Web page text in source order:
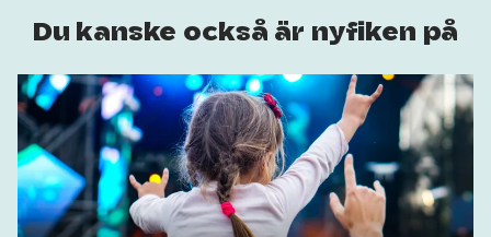
Du kanske också är nyfiken på